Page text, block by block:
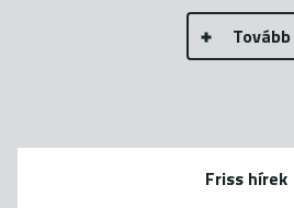
Tovább
Friss hírek